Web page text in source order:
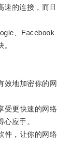
速的连接，而且
、Facebook
地加密你的网
更快速的网络
应手。
，让你的网络